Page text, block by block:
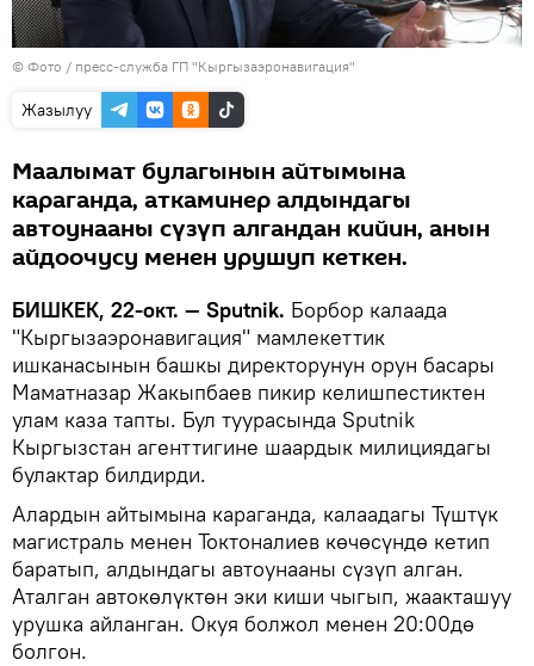
© Фото / пресс-служба ГП "Кыргызаэронавигация"
Жазылуу
Маалымат булагынын айтымына
караганда, аткаминер алдындагы
автоунааны сүзүп алгандан кийин, анын
айдоочусу менен урушуп кеткен.
БИШКЕК, 22-окт. — Sputnik. Борбор калаада
"Кыргызаэронавигация" мамлекеттик
ишканасынын башкы директорунун орун басары
Маматназар Жакыпбаев пикир келишпестиктен
улам каза тапты. Бул туурасында Sputnik
Кыргызстан агенттигине шаардык милициядагы
булактар билдирди.
Алардын айтымына караганда, калаадагы Түштүк
магистраль менен Токтоналиев көчөсүндө кетип
баратып, алдындагы автоунааны сүзүп алган.
Аталган автокөлүктөн эки киши чыгып, жаакташуу
урушка айланган. Окуя болжол менен 20:00дө
болгон.